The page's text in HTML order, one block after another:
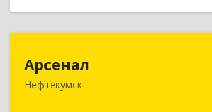
Арсенал
Нефтекумск